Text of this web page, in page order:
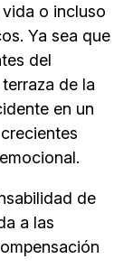
o incluso
Ya sea que
del
de la
en un
de
a las